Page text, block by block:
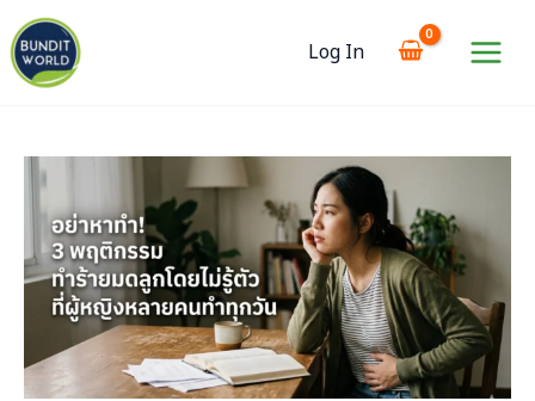
to
content
Log In
Main